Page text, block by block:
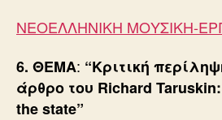
ΝΕΟΕΛΛΗΝΙΚΗ ΜΟΥΣΙΚΗ-
6. ΘΕΜΑ: “Κριτική
άρθρο του Richard
the state”